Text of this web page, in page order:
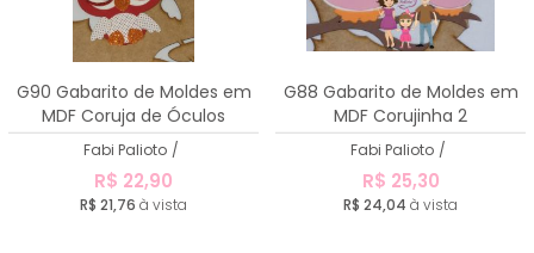
G90 Gabarito de Moldes em
MDF Coruja de Óculos
Fabi Palioto /
R$ 22,90
R$ 21,76 à vista
G88 Gabarito de Moldes em
MDF Corujinha 2
Fabi Palioto /
R$ 25,30
R$ 24,04 à vista